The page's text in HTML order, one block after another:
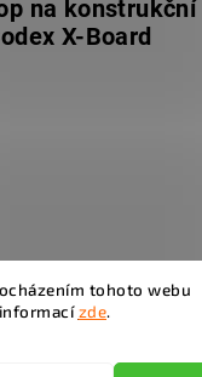
tohoto webu
zde.
na konstrukční
X-Board